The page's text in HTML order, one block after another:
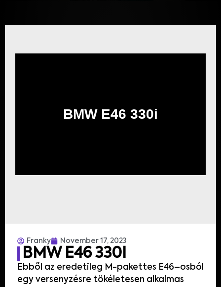
BMW E46 330i
Franky November 17, 2023
BMW E46 330I
Ebből az eredetileg M-pakettes E46–osból
egy versenyzésre tökéletesen alkalmas